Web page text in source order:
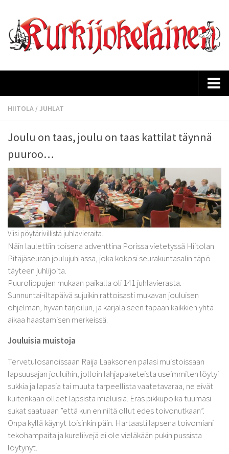
Kurkijokelaisen historia
Tilaus
Mediakortti
Yhteystiedot
Kurkijoki-Säätiö
Myyntituotteet
HIITOLA /JUHLAT
Joulu on taas, joulu on taas kattilat täynnä
puuroo…
Viisi pöytärivillistä juhlavieraita.
Näin laulettiin toisena adventtina Porissa vietetyssä Hiitolan
Pitäjäseuran joulujuhlassa, joka kokosi seurakuntasalin täpö
täyteen juhlijoita.
Puurolippujen mukaan paikalla oli 141 juhlavierasta.
Sunnuntai-iltapäivä sujuikin rattoisasti mukavan jouluisen
ohjelman, hyvän tarjoilun, ja karjalaiseen tapaan kaikkien yhtä
aikaa haastamisen merkeissä.
Jouluisia muistoja
Tervetulosanoissaan Raija Laaksonen palasi muistoissaan
lapsuusajan jouluihin, jolloin lahjapaketeista useimmiten löytyi
sukkia ja lapasia tai muuta tarpeellista vaatetavaraa, ne eivät
kuitenkaan olleet lapsista mieluisia. Eräs pikkupoika tuumasi
sukat saatuaan ”että kun en niitä ollut edes toivonutkaan”.
Onpa kyllä käynyt toisinkin päin. Hartaasti lapsena toivomiani
tekohampaita ja kureliivejä ei ole vieläkään pukin pussista
löytynyt.